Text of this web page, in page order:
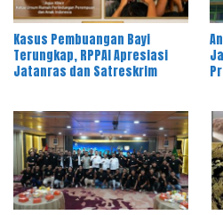
Kasus Pembuangan Bayi
Terungkap, RPPAI Apresiasi
Jatanras dan Satreskrim